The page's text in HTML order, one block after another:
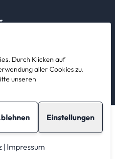
Telefonnummer
Durch Klicken auf
aller Cookies zu.
unseren
Einstellungen
| Impressum
All rights reserved.